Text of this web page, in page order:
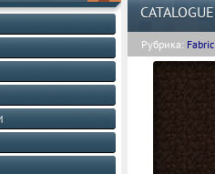
CATALOGUE
Рубрика: Fabric